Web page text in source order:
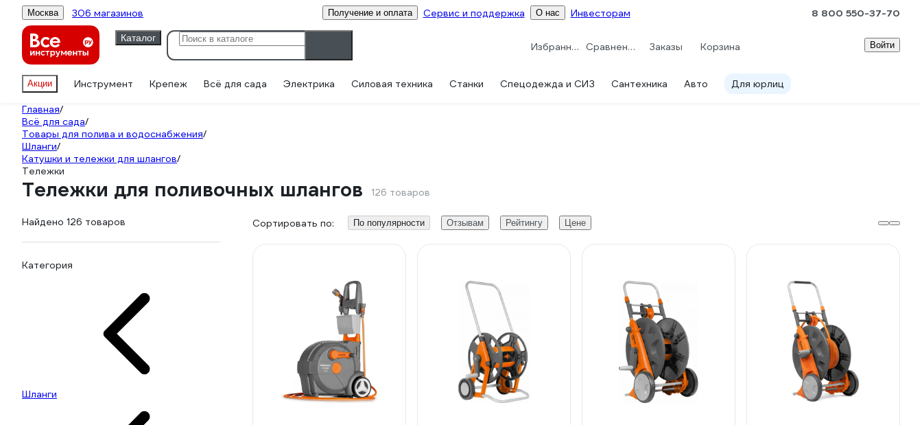
Москва 306 магазинов Получение и оплата Сервис и поддержка О нас Инвесторам 8 800 550-37-70
Каталог
Избранное Сравнение Заказы Корзина Войти
Акции Инструмент Крепеж Всё для сада Электрика Силовая техника Станки Спецодежда и СИЗ Сантехника Авто Для юрлиц
Главная/
Всё для сада/
Товары для полива и водоснабжения/
Шланги/
Катушки и тележки для шлангов/
Тележки
Тележки для поливочных шлангов 126 товаров
Найдено 126 товаров
Категория
Шланги
Сортировать по: По популярности Отзывам Рейтингу Цене